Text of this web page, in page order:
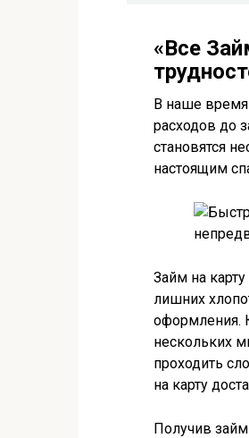
«Все
В наше
расходов до
становятся
настоящим
Займ на
лишних
оформления.
нескольких
проходить
на карту
Получив